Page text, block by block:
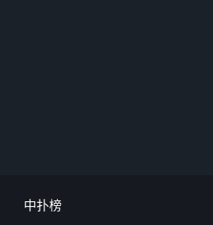
中扑榜